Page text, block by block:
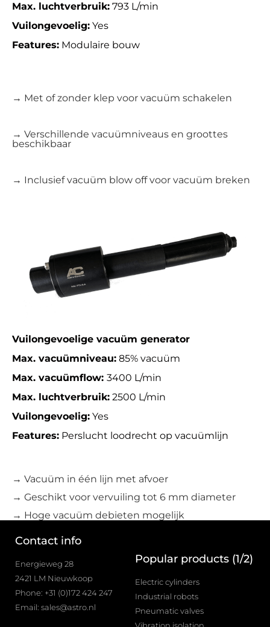
Max. luchtverbruik: 793 L/min
Vuilongevoelig: Yes
Features: Modulaire bouw
→ Met of zonder klep voor vacuüm schakelen
→ Verschillende vacuümniveaus en groottes
beschikbaar
→ Inclusief vacuüm blow off voor vacuüm breken
Vuilongevoelige vacuüm generator
Max. vacuümniveau: 85% vacuüm
Max. vacuümflow: 3400 L/min
Max. luchtverbruik: 2500 L/min
Vuilongevoelig: Yes
Features: Perslucht loodrecht op vacuümlijn
→ Vacuüm in één lijn met afvoer
→ Geschikt voor vervuiling tot 6 mm diameter
→ Hoge vacuüm debieten mogelijk
Contact info
Energieweg 28
2421 LM Nieuwkoop
Phone: +31 (0)172 424 247
Email: sales@astro.nl
Popular products (1/2)
Electric cylinders
Industrial robots
Pneumatic valves